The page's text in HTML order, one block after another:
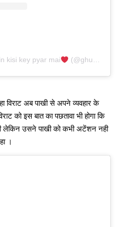
kisi key pyar mai (@ghum_hai_kisi_key_pyar_mai_457)
विराट अब पाखी से अपने व्यवहार के
को इस बात का पछतावा भी होगा कि
लेकिन उसने पाखी को कभी अटेंशन नही
।